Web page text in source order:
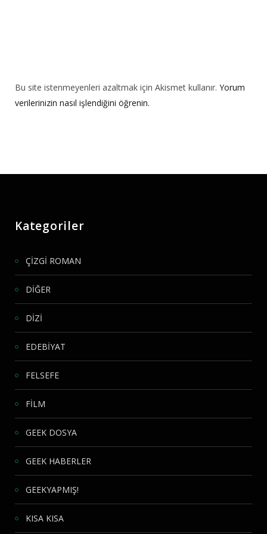
Bu site istenmeyenleri azaltmak için Akismet kullanır. Yorum
verilerinizin nasıl işlendiğini öğrenin.
Kategoriler
ÇİZGİ ROMAN
DİĞER
DİZİ
EDEBİYAT
FELSEFE
FİLM
GEEK DOSYA
GEEK HABERLER
GEEKYAPMIŞ!
KISA KISA